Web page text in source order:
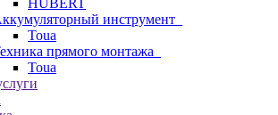
HUBERT
инструмент
Toua
прямого монтажа
Toua